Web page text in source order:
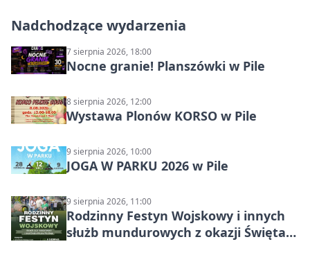
Nadchodzące wydarzenia
7 sierpnia 2026, 18:00
Nocne granie! Planszówki w Pile
8 sierpnia 2026, 12:00
Wystawa Plonów KORSO w Pile
9 sierpnia 2026, 10:00
JOGA W PARKU 2026 w Pile
9 sierpnia 2026, 11:00
Rodzinny Festyn Wojskowy i innych
służb mundurowych z okazji Święta